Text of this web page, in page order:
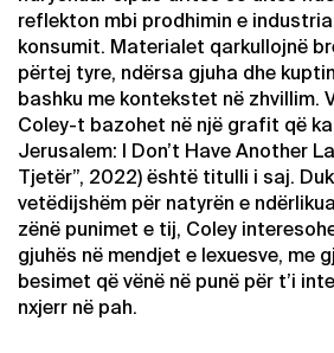
reflekton mbi prodhimin e
konsumit. Materialet qarkullojnë
përtej tyre, ndërsa gjuha dhe
bashku me kontekstet në zhvillim.
Coley-t bazohet në një grafit që
Jerusalem: I Don’t Have Another
Tjetër”, 2022) është titulli i saj.
vetëdijshëm për natyrën e
zënë punimet e tij, Coley
gjuhës në mendjet e lexuesve, me
besimet që vënë në punë për t’i
nxjerr në pah.